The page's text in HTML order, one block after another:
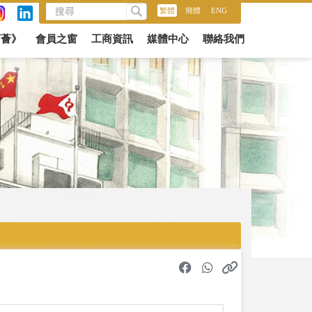
繁體 簡體 ENG
》 會員之窗 工商資訊 媒體中心 聯絡我們